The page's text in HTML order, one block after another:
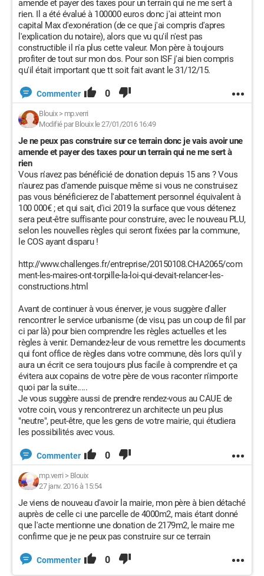
amende et payer des taxes pour un terrain qui ne me sert à
rien. Il a été évalué à 100000 euros donc j'ai atteint mon
capital Max d'exonération (de ce que j'ai compris d'apres
l'explication du notaire), alors que vu qu'il n'est pas
constructible il n'a plus cette valeur. Mon père à toujours
profiter de tout sur mon dos. Pour son ISF j'ai bien compris
qu'il était important que tt soit fait avant le 31/12/15.
Commenter 0
Blouix> mp.verri
Modifié par Blouix le 27/01/2016 16:49
Je ne peux pas construire sur ce terrain donc je vais avoir une
amende et payer des taxes pour un terrain qui ne me sert à
rien
Vous n'avez pas bénéficié de donation depuis 15 ans ? Vous
n'aurez pas d'amende puisque même si vous ne construisez
pas vous bénéficierez de l'abattement personnel équivalent à
100 000€ ; et qui sait, d'ici 2019 la surface que vous détenez
sera peut-être suffisante pour construire, avec le nouveau PLU,
selon les nouvelles règles qui seront fixées par la commune,
le COS ayant disparu !
http://www.challenges.fr/entreprise/20150108.CHA2065/com
ment-les-maires-ont-torpille-la-loi-qui-devait-relancer-les-
constructions.html
Avant de continuer à vous énerver, je vous suggère d'aller
rencontrer le service urbanisme (de visu, pas un coup de fil par
ci par là) pour bien comprendre les règles actuelles et les
règles à venir. Demandez-leur de vous remettre les documents
qui font office de règles dans votre commune, dès lors qu'il y
aura un écrit ce sera toujours plus facile à comprendre et ça
évitera aux copains de votre père de vous raconter n'importe
quoi par la suite.....
Je vous suggère aussi de prendre rendez-vous au CAUE de
votre coin, vous y rencontrerez un architecte un peu plus
"neutre", peut-être, que les gens de votre mairie, qui étudiera
les possibilités avec vous.
Commenter 0
mp.verri > Blouix
27 janv. 2016 à 15:54
Je viens de nouveau d'avoir la mairie, mon père à bien détaché
auprès de celle ci une parcelle de 4000m2, mais étant donné
que l'acte mentionne une donation de 2179m2, le maire me
confirme que je ne peux pas construire sur ce terrain
Commenter 0